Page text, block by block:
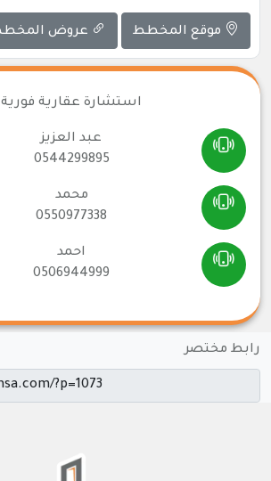
موقع المخطط عروض
استشارة عقارية فورية
عبد العزيز
0544299895
محمد
0550977338
احمد
0506944999
رابط مختصر